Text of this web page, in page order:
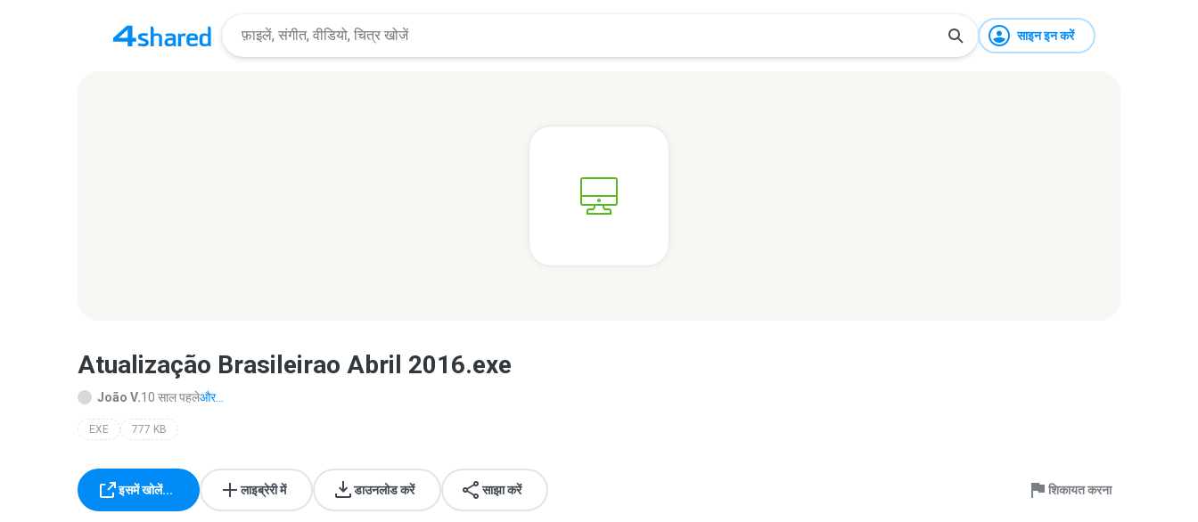
साइन इन करें
Atualização Brasileirao Abril 2016.exe
João V.10 साल पहलेऔर...
EXE 777 KB
इसमें खोलें... लाइब्रेरी में डाउनलोड करें साझा करें शिकायत करना